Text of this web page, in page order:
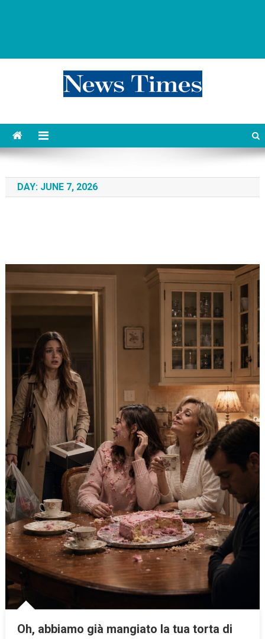
DAY: JUNE 7, 2026
Oh, abbiamo già mangiato la tua torta di